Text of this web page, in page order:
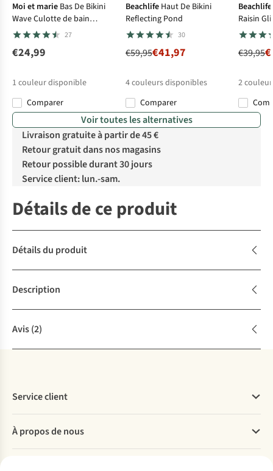
Moi et marie Bas De Bikini
Wave Culotte de bain
menstruelle Taille basse
27
€24,99
1 couleur disponible
Comparer
Beachlife Haut De Bikini
Reflecting Pond
30
€59,95€41,97
4couleurs disponibles
%
Comparer
Beachlife
Raisin
€39,95
2
%
%
Voir toutes les alternatives
Livraison gratuite à partir de 45 €
Retour gratuit dans nos magasins
Retour possible durant 30 jours
Service client: lun.-sam.
Détails de ce produit
Détails du produit
Description
Avis(2)
Service client
Commander
Payer
À propos de nous